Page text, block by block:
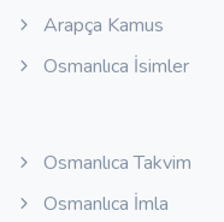
Arapça Kamus
Osmanlıca İsimler
Osmanlıca Takvim
Osmanlıca İmla